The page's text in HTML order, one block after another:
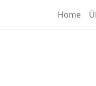
Home